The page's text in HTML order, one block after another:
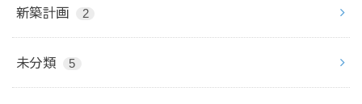
新築計画 2
未分類 5